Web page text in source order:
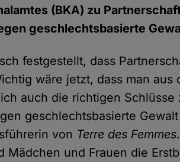
(BKA) zu
geschlechtsbasierte
festgestellt, dass
wäre jetzt, dass man aus
auch die richtigen Schlüsse
geschlechtsbasierte
von Terre des Femmes
und Frauen die